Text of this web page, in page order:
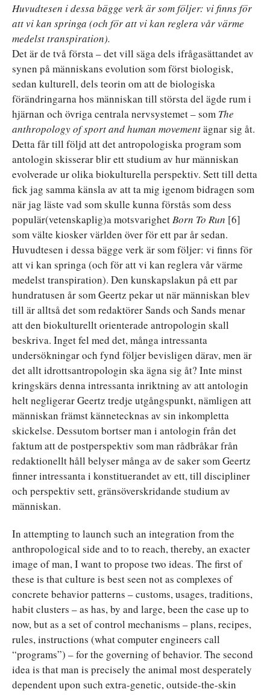
Huvudtesen i dessa bägge verk är som följer: vi finns för
att vi kan springa (och för att vi kan reglera vår värme
medelst transpiration).
Det är de två första – det vill säga dels ifrågasättandet av
synen på människans evolution som först biologisk,
sedan kulturell, dels teorin om att de biologiska
förändringarna hos människan till största del ägde rum i
hjärnan och övriga centrala nervsystemet – som The
anthropology of sport and human movementägnar sig åt.
Detta får till följd att det antropologiska program som
antologin skisserar blir ett studium av hur människan
evolverade ur olika biokulturella perspektiv. Sett till detta
fick jag samma känsla av att ta mig igenom bidragen som
när jag läste vad som skulle kunna förstås som dess
populär(vetenskaplig)a motsvarighet Born To Run [6]
som välte kiosker världen över för ett par år sedan.
Huvudtesen i dessa bägge verk är som följer: vi finns för
att vi kan springa (och för att vi kan reglera vår värme
medelst transpiration). Den kunskapslakun på ett par
hundratusen år som Geertz pekar ut när människan blev
till är alltså det som redaktörer Sands och Sands menar
att den biokulturellt orienterade antropologin skall
beskriva. Inget fel med det, många intressanta
undersökningar och fynd följer bevisligen därav, men är
det allt idrottsantropologin ska ägna sig åt? Inte minst
kringskärs denna intressanta inriktning av att antologin
helt negligerar Geertz tredje utgångspunkt, nämligen att
människan främst kännetecknas av sin inkompletta
skickelse. Dessutom bortser man i antologin från det
faktum att de postperspektiv som man rådbråkar från
redaktionellt håll belyser många av de saker som Geertz
finner intressanta i konstituerandet av ett, till discipliner
och perspektiv sett, gränsöverskridande studium av
människan.
In attempting to launch such an integration from the
anthropological side and to to reach, thereby, an exacter
image of man, I want to propose two ideas. The first of
these is that culture is best seen not as complexes of
concrete behavior patterns – customs, usages, traditions,
habit clusters – as has, by and large, been the case up to
now, but as a set of control mechanisms – plans, recipes,
rules, instructions (what computer engineers call
“programs”) – for the governing of behavior. The second
idea is that man is precisely the animal most desperately
dependent upon such extra-genetic, outside-the-skin